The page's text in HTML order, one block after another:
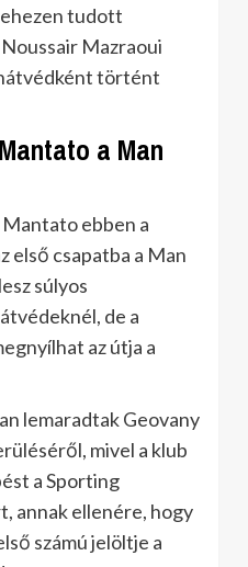
tudott
Mazraoui
történt
a Man
ebben a
első csapatba a Man
súlyos
de a
az útja a
lemaradtak Geovany
mivel a klub
a Sporting
annak ellenére, hogy
számú jelöltje a